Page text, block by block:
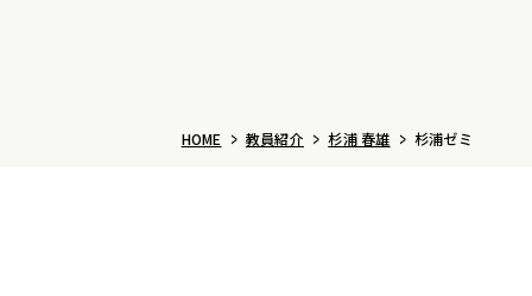
HOME 教員紹介 杉浦 春雄 杉浦ゼミ